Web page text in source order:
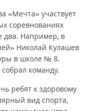
«Мечта» участвует
соревнованиях
два. Например, в
Николай Кулашев
в школе № 8.
команду.
ребят к здоровому
вид спорта,